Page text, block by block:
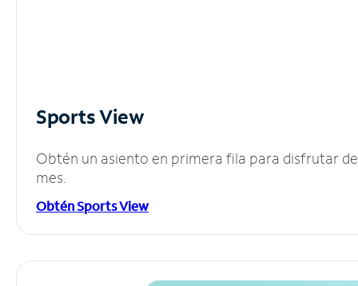
Sports View
Obtén un asiento en primera fila para disfrutar
mes.
Obtén Sports View